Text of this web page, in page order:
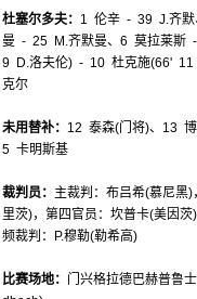
杜塞尔多夫： 1 伦辛 - 39 J.齐默
曼 - 25 M.齐默曼、6 莫拉莱斯
9 D.洛夫伦) - 10 杜克施(66'
克尔
未用替补： 12 泰森(门将)、13
5 卡明斯基
裁判员： 主裁判：布吕希(慕尼黑
里茨)，第四官员：坎普卡(美因
频裁判：P.穆勒(勒希高)
比赛场地： 门兴格拉德巴赫普鲁